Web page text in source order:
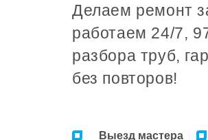
Ремонт офисной техники
Ремонт цифровой техники
Делаем ремонт
работаем 24/7,
разбора труб,
без повторов!
Выезд мастера